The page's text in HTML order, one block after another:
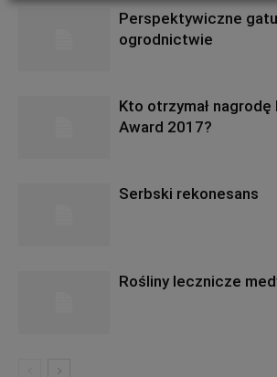
Perspektywiczne
ogrodnictwie
Kto otrzymał
Award 2017?
Serbski rekonesans
Rośliny lecznicze